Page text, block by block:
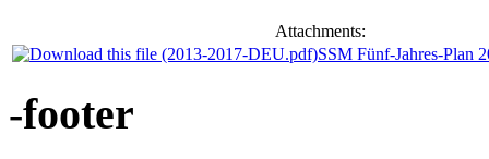
Attachments:
SSM Fünf-Jahres-Plan
-footer